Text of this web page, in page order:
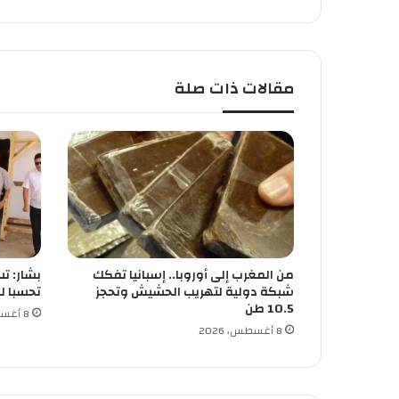
ت
ظ
م
و
ر
ة
م
ف
و
ح
ة
ل
ش
ر
مقالات ذات صلة
من المغرب إلى أوروبا.. إسبانيا تفكك
شبكة دولية لتهريب الحشيش وتحجز
10.5 طن
8 أغسطس، 2026
بشار:
تحسبا
8 أغسطس، 2026